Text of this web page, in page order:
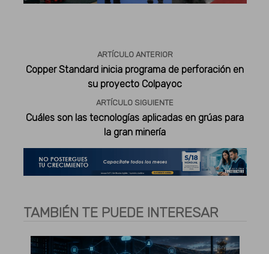
ARTÍCULO ANTERIOR
Copper Standard inicia programa de perforación en
su proyecto Colpayoc
ARTÍCULO SIGUIENTE
Cuáles son las tecnologías aplicadas en grúas para
la gran minería
TAMBIÉN TE PUEDE INTERESAR